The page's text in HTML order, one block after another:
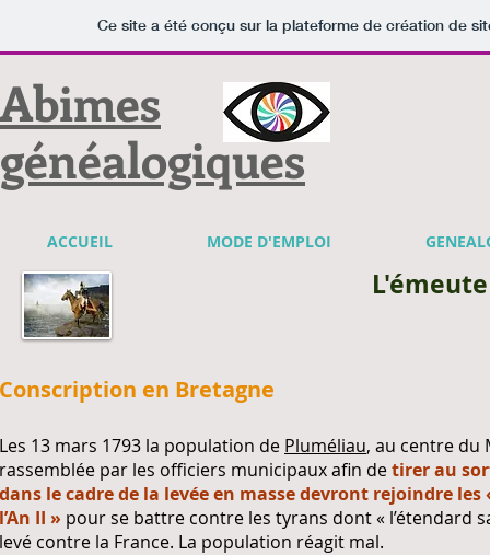
Ce site a été conçu sur la plateforme de création de
Abimes
généalogiques
ACCUEIL MODE D'EMPLOI
Conscription en Bretagne
Les 13 mars 1793 la population de Pluméliau, au centre du
rassemblée par les officiers municipaux afin detirer au
dans le cadre de la levée en masse devront rejoindre les
l’An II » pour se battre contre les tyrans dont « l’étendard
levé contre la France. La population réagit mal.